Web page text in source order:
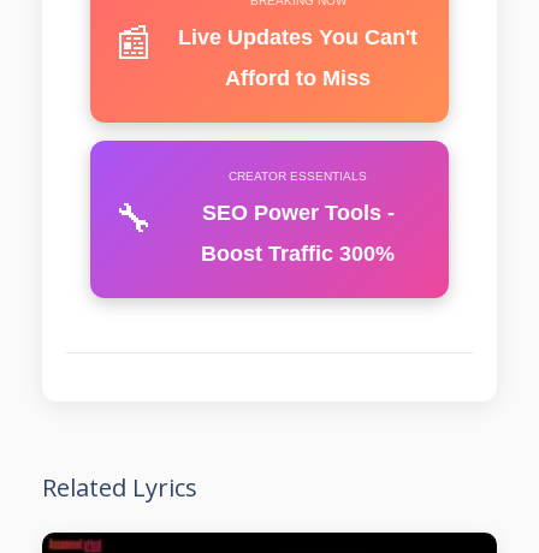
📰
Live Updates You Can't
Afford to Miss
🔧
CREATOR ESSENTIALS
SEO Power Tools -
Boost Traffic 300%
Related Lyrics